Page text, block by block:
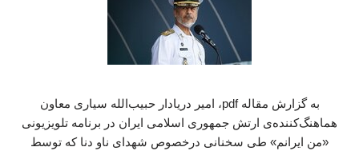
به گزارش مقاله pdf، امیر دریادار حبیب‌الله سیاری معاون
هماهنگ‌کننده‌ی ارتش جمهوری اسلامی ایران در برنامه تلویزیونی
«من ایرانم» طی سخنانی درخصوص شهدای ناو دنا که توسط